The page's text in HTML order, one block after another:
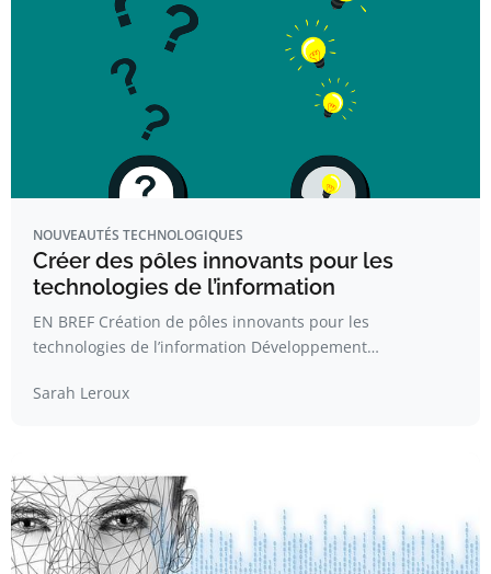
NOUVEAUTÉS TECHNOLOGIQUES
Créer des pôles innovants pour les
technologies de l’information
EN BREF Création de pôles innovants pour les
technologies de l’information Développement…
Sarah Leroux